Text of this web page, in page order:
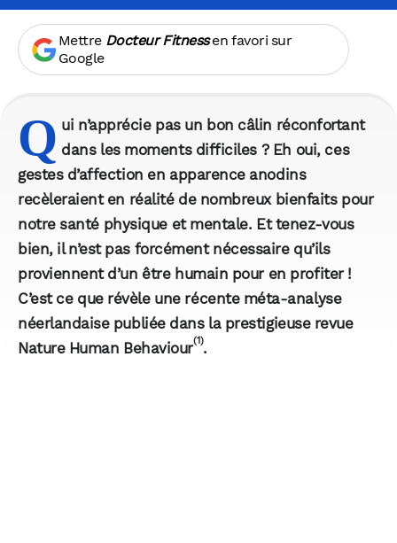
Mettre Docteur Fitnessen favori sur
Google
Q ui n’apprécie pas un bon câlin réconfortant
dans les moments difficiles ? Eh oui, ces
gestes d’affection en apparence anodins
recèleraient en réalité de nombreux bienfaits pour
notre santé physique et mentale. Et tenez-vous
bien, il n’est pas forcément nécessaire qu’ils
proviennent d’un être humain pour en profiter !
C’est ce que révèle une récente méta-analyse
néerlandaise publiée dans la prestigieuse revue
Nature Human Behaviour(1).